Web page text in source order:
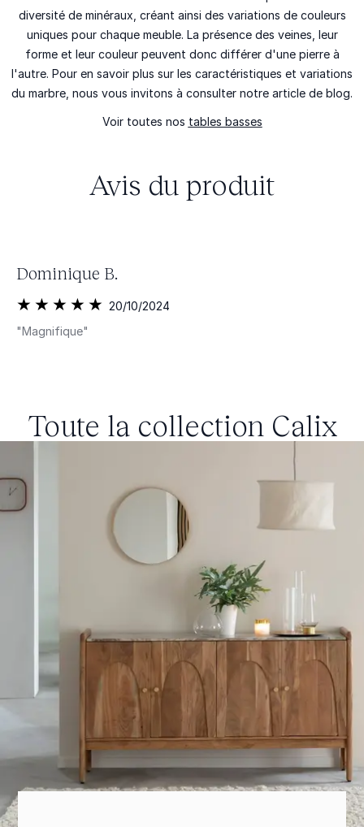
diversité de minéraux, créant ainsi des variations de couleurs
uniques pour chaque meuble. La présence des veines, leur
forme et leur couleur peuvent donc différer d'une pierre à
l'autre. Pour en savoir plus sur les caractéristiques et variations
du marbre, nous vous invitons à consulter notre article de blog.
Voir toutes nos tables basses
Avis du produit
Dominique B.
20/10/2024
"Magnifique"
Toute la collection Calix